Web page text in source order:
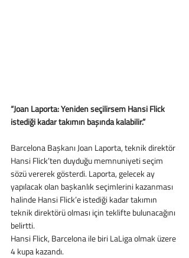
“Joan Laporta: Yeniden seçilirsem Hansi Flick
istediği kadar takımın başında kalabilir.”
Barcelona Başkanı Joan Laporta, teknik direktör
Hansi Flick’ten duyduğu memnuniyeti seçim
sözü vererek gösterdi. Laporta, gelecek ay
yapılacak olan başkanlık seçimlerini kazanması
halinde Hansi Flick’e istediği kadar takımın
teknik direktörü olması için teklifte bulunacağını
belirtti.
Hansi Flick, Barcelona ile biri LaLiga olmak üzere
4 kupa kazandı.